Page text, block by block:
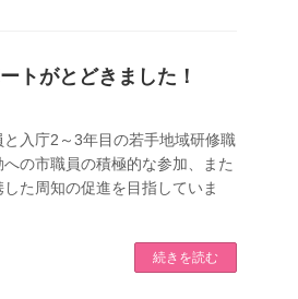
トがとどきました！
入庁2～3年目の若手地域研修職
の市職員の積極的な参加、また
た周知の促進を目指していま
続きを読む